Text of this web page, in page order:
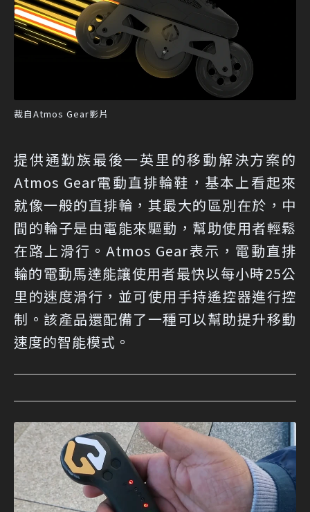
裁自Atmos Gear影片
提供通勤族最後一英里的移動解決方案的
Atmos Gear電動直排輪鞋，基本上看起來
就像一般的直排輪，其最大的區別在於，中
間的輪子是由電能來驅動，幫助使用者輕鬆
在路上滑行。Atmos Gear表示，電動直排
輪的電動馬達能讓使用者最快以每小時25公
里的速度滑行，並可使用手持遙控器進行控
制。該產品還配備了一種可以幫助提升移動
速度的智能模式。